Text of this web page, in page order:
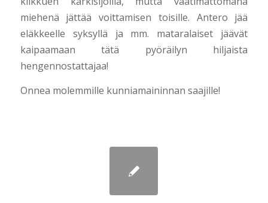
miehenä jättää voittamisen toisille. Antero jää
eläkkeelle syksyllä ja mm. mataralaiset jäävät
kaipaamaan tätä pyöräilyn hiljaista
hengennostattajaa!
Onnea molemmille kunniamaininnan saajille!